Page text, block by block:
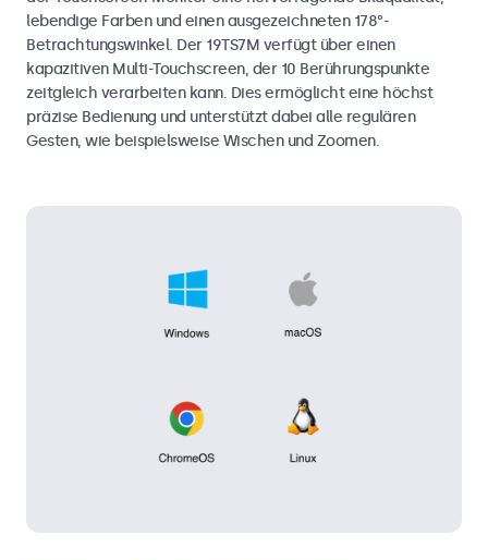
lebendige Farben und einen ausgezeichneten 178°-
Betrachtungswinkel. Der 19TS7M verfügt über einen
kapazitiven Multi-Touchscreen, der 10 Berührungspunkte
zeitgleich verarbeiten kann. Dies ermöglicht eine höchst
präzise Bedienung und unterstützt dabei alle regulären
Gesten, wie beispielsweise Wischen und Zoomen.